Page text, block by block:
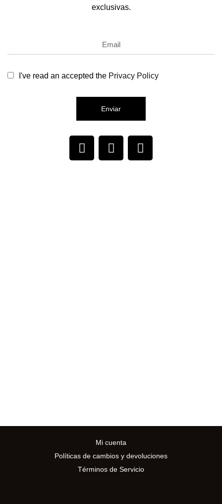
exclusivas.
I've read an accepted the Privacy Policy
Enviar
Mi cuenta
Políticas de cambios y devoluciones
Términos de Servicio